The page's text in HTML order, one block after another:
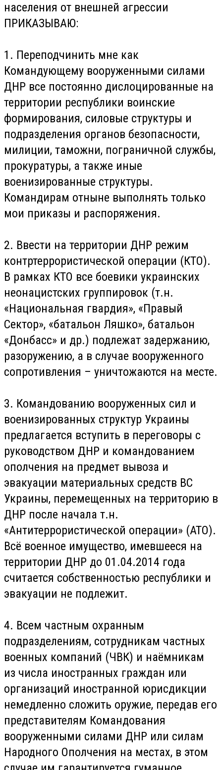
населения от внешней агрессии
ПРИКАЗЫВАЮ:
1. Переподчинить мне как
Командующему вооруженными силами
ДНР все постоянно дислоцированные на
территории республики воинские
формирования, силовые структуры и
подразделения органов безопасности,
милиции, таможни, пограничной службы,
прокуратуры, а также иные
военизированные структуры.
Командирам отныне выполнять только
мои приказы и распоряжения.
2. Ввести на территории ДНР режим
контртеррористической операции (КТО).
В рамках КТО все боевики украинских
неонацистских группировок (т.н.
«Национальная гвардия», «Правый
Сектор», «батальон Ляшко», батальон
«Донбасс» и др.) подлежат задержанию,
разоружению, а в случае вооруженного
сопротивления – уничтожаются на месте.
3. Командованию вооруженных сил и
военизированных структур Украины
предлагается вступить в переговоры с
руководством ДНР и командованием
ополчения на предмет вывоза и
эвакуации материальных средств ВС
Украины, перемещенных на территорию в
ДНР после начала т.н.
«Антитеррористической операции» (АТО).
Всё военное имущество, имевшееся на
территории ДНР до 01.04.2014 года
считается собственностью республики и
эвакуации не подлежит.
4. Всем частным охранным
подразделениям, сотрудникам частных
военных компаний (ЧВК) и наёмникам
из числа иностранных граждан или
организаций иностранной юрисдикции
немедленно сложить оружие, передав его
представителям Командования
вооруженными силами ДНР или силам
Народного Ополчения на местах, в этом